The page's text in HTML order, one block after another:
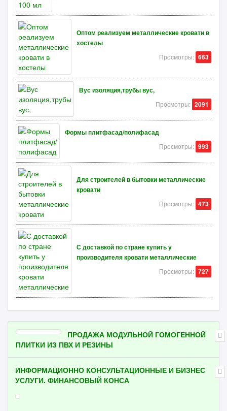
Оптом реализуем металлические кровати в
хостелы
Просмотры: 663
Вус изоляция,трубы вус,
Просмотры: 2091
Формы плитфасад/полифасад
Просмотры: 993
Для строителей в бытовки металлические
кровати
Просмотры: 473
С доставкой по стране купить у
производителя кровати металлические
Просмотры: 727
ПРОДАЖА МОДУЛЬНОЙ ГОМОГЕННОЙ
ПЛИТКИ ИЗ ПВХ И РЕЗИНЫ
ИНФОРМАЦИОННО КОНСУЛЬТАЦИОННЫЕ И БИЗНЕС
УСЛУГИ. ФИНАНСОВЫЙ КОНСА